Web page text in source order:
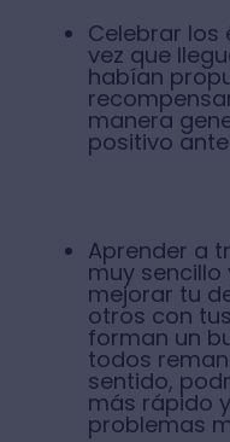
Celebrar los
vez que
habían
manera
positivo
Aprender a
muy sencillo
mejorar tu
otros con
forman un
todos
sentido,
más rápido
problemas